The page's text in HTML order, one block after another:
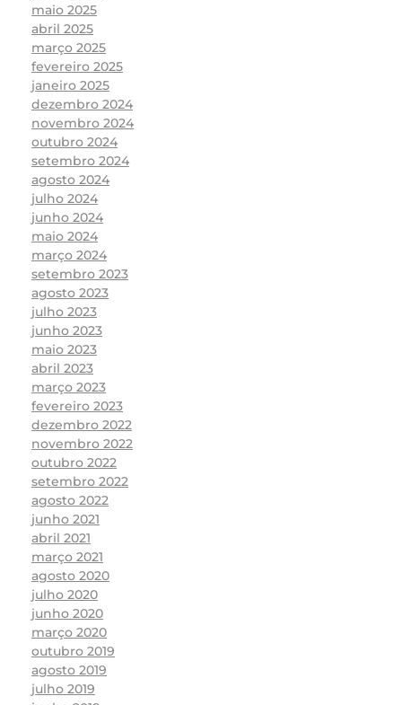
maio 2025
abril 2025
março 2025
fevereiro 2025
janeiro 2025
dezembro 2024
novembro 2024
outubro 2024
setembro 2024
agosto 2024
julho 2024
junho 2024
maio 2024
março 2024
setembro 2023
agosto 2023
julho 2023
junho 2023
maio 2023
abril 2023
março 2023
fevereiro 2023
dezembro 2022
novembro 2022
outubro 2022
setembro 2022
agosto 2022
junho 2021
abril 2021
março 2021
agosto 2020
julho 2020
junho 2020
março 2020
outubro 2019
agosto 2019
julho 2019